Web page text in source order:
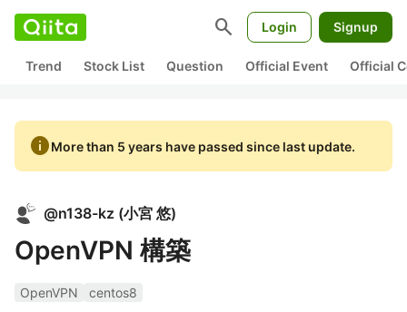
search Login Signup
Trend Stock List Question Official Event Official
infoMore than 5 years have passed since last update.
@n138-kz (小宮 悠)
OpenVPN 構築
OpenVPN
centos8